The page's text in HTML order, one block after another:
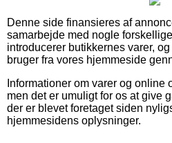
Denne side finansieres af
samarbejde med nogle
introducerer butikkernes varer,
bruger fra vores hjemmeside
Informationer om varer og
men det er umuligt for os at give
der er blevet foretaget siden
hjemmesidens oplysninger.